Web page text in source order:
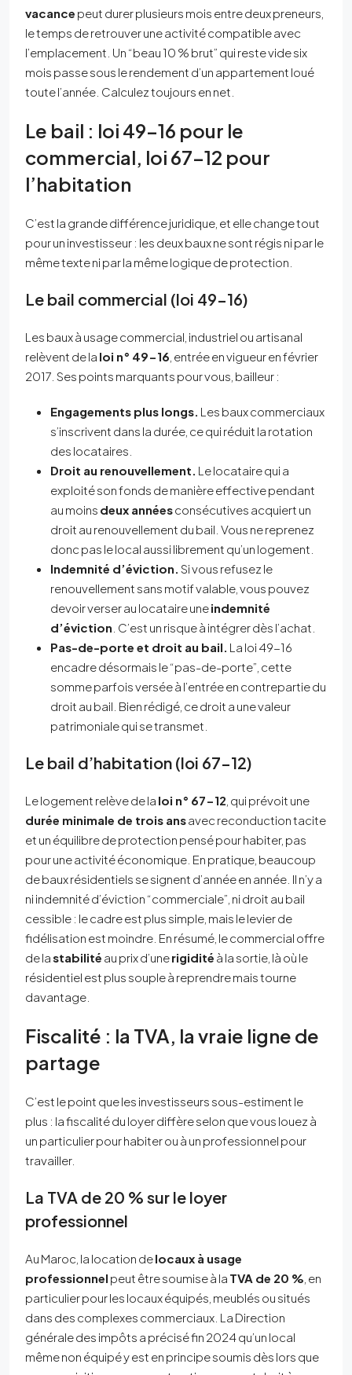
vacance peut durer plusieurs mois entre deux preneurs,
le temps de retrouver une activité compatible avec
l’emplacement. Un “beau 10 % brut” qui reste vide six
mois passe sous le rendement d’un appartement loué
toute l’année. Calculez toujours en net.
Le bail : loi 49-16 pour le
commercial, loi 67-12 pour
l’habitation
C’est la grande différence juridique, et elle change tout
pour un investisseur : les deux baux ne sont régis ni par le
même texte ni par la même logique de protection.
Le bail commercial (loi 49-16)
Les baux à usage commercial, industriel ou artisanal
relèvent de la loi n° 49-16 , entrée en vigueur en février
2017. Ses points marquants pour vous, bailleur :
Engagements plus longs. Les baux commerciaux
s’inscrivent dans la durée, ce qui réduit la rotation
des locataires.
Droit au renouvellement. Le locataire qui a
exploité son fonds de manière effective pendant
au moins deux annéesconsécutives acquiert un
droit au renouvellement du bail. Vous ne reprenez
donc pas le local aussi librement qu’un logement.
Indemnité d’éviction. Si vous refusez le
renouvellement sans motif valable, vous pouvez
devoir verser au locataire uneindemnité
d’éviction . C’est un risque à intégrer dès l’achat.
Pas-de-porte et droit au bail. La loi 49-16
encadre désormais le “pas-de-porte”, cette
somme parfois versée à l’entrée en contrepartie du
droit au bail. Bien rédigé, ce droit a une valeur
patrimoniale qui se transmet.
Le bail d’habitation (loi 67-12)
Le logement relève de la loi n° 67-12 , qui prévoit une
durée minimale de trois ansavec reconduction tacite
et un équilibre de protection pensé pour habiter, pas
pour une activité économique. En pratique, beaucoup
de baux résidentiels se signent d’année en année. Il n’y a
ni indemnité d’éviction “commerciale”, ni droit au bail
cessible : le cadre est plus simple, mais le levier de
fidélisation est moindre. En résumé, le commercial offre
de lastabilité au prix d’unerigidité à la sortie, là où le
résidentiel est plus souple à reprendre mais tourne
davantage.
Fiscalité : la TVA, la vraie ligne de
partage
C’est le point que les investisseurs sous-estiment le
plus : la fiscalité du loyer diffère selon que vous louez à
un particulier pour habiter ou à un professionnel pour
travailler.
La TVA de 20 % sur le loyer
professionnel
Au Maroc, la location delocaux à usage
professionnel peut être soumise à la TVA de 20 % , en
particulier pour les locaux équipés, meublés ou situés
dans des complexes commerciaux. La Direction
générale des impôts a précisé fin 2024 qu’un local
même non équipé y est en principe soumis dès lors que